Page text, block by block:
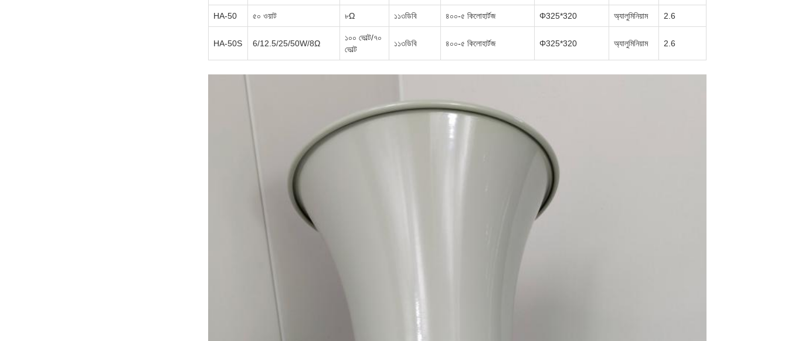
HA-50 ৫০ ওয়াট ৮Ω ১১৩ডিবি ৪০০-৫ কিলোহার্টজ Φ325*320 অ্যালুমিনিয়াম 2.6
HA-50S 6/12.5/25/50W/8Ω
১০০ ভোল্ট/৭০
ভোল্ট
১১৩ডিবি ৪০০-৫ কিলোহার্টজ Φ325*320 অ্যালুমিনিয়াম 2.6